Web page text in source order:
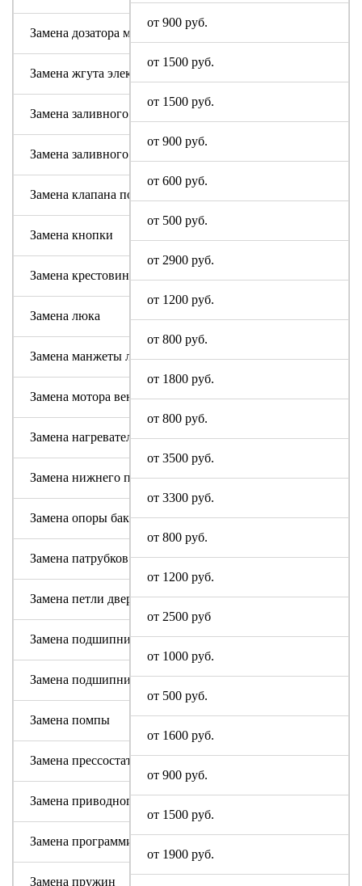
от 900 руб.
от 1500 руб.
от 1500 руб.
от 900 руб.
от 600 руб.
от 500 руб.
от 2900 руб.
от 1200 руб.
от 800 руб.
от 1800 руб.
от 800 руб.
от 3500 руб.
от 3300 руб.
от 800 руб.
от 1200 руб.
от 2500 руб
от 1000 руб.
от 500 руб.
от 1600 руб.
от 900 руб.
от 1500 руб.
от 1900 руб.
Замена дозатора моющих средств
Замена жгута электропроводки
Замена заливного клапана (КЭНа)
Замена заливного шланга
Замена клапана подачи воды
Замена кнопки
Замена крестовины
Замена люка
Замена манжеты люка
Замена мотора вентилятора сушки
Замена нагревательного элемента (тена)
Замена нижнего противовеса
Замена опоры бака
Замена патрубков (сливных, заливных)
Замена петли дверцы
Замена подшипника
Замена подшипникового узла
Замена помпы
Замена прессостата (датчика уровня)
Замена приводного ремня
Замена программируемого модуля на новый
Замена пружин